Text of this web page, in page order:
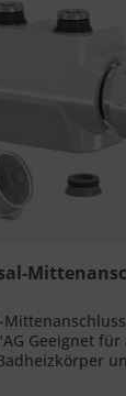
Geeignet